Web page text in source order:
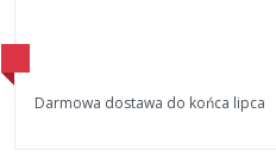
Darmowa dostawa do końca lipca